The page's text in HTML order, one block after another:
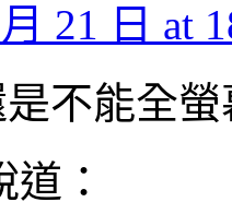
21 日 at
不能全
道：